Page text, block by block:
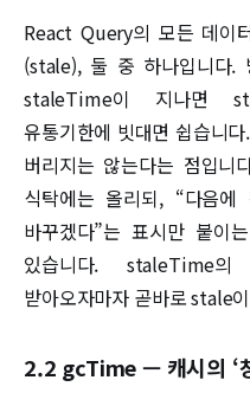
React Query의 모든 데이
(stale), 둘 중 하나입니다.
staleTime이 지나면
유통기한에 빗대면 쉽습니
버리지는 않는다는 점입니
식탁에는 올리되, “다음
바꾸겠다”는 표시만 붙이
있습니다. staleTime
받아오자마자 곧바로 stale
2.2 gcTime — 캐시의 ‘